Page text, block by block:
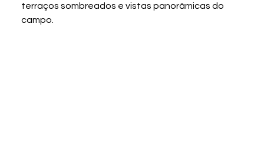
terraços sombreados e vistas panorâmicas do
campo.